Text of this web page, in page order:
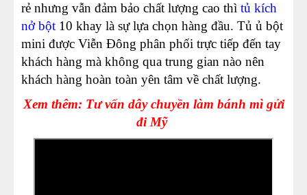
rẻ nhưng vẫn đảm bảo chất lượng cao thì tủ kích
nở bột 10 khay là sự lựa chọn hàng đầu. Tủ ủ bột
mini được Viễn Đông phân phối trực tiếp đến tay
khách hàng mà không qua trung gian nào nên
khách hàng hoàn toàn yên tâm về chất lượng.
Xem thêm: Tư vấn dây chuyền làm bánh mì gửi
đi Mỹ